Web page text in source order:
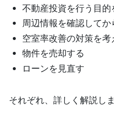
不動産投資を行う目的
周辺情報を確認してか
空室率改善の対策を考
物件を売却する
ローンを見直す
それぞれ、詳しく解説しま